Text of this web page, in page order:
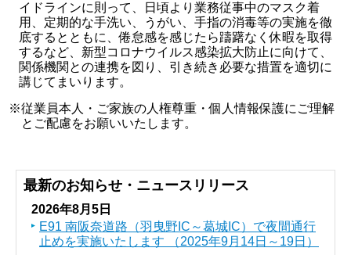
イドラインに則って、日頃より業務従事中のマスク着
用、定期的な手洗い、うがい、手指の消毒等の実施を徹
底するとともに、倦怠感を感じたら躊躇なく休暇を取得
するなど、新型コロナウイルス感染拡大防止に向けて、
関係機関との連携を図り、引き続き必要な措置を適切に
講じてまいります。
※従業員本人・ご家族の人権尊重・個人情報保護にご理解
とご配慮をお願いいたします。
最新のお知らせ・ニュースリリース
2026年8月5日
E91 南阪奈道路（羽曳野IC～葛󠄀城IC）で夜間通行
止めを実施いたします （2025年9月14日～19日）